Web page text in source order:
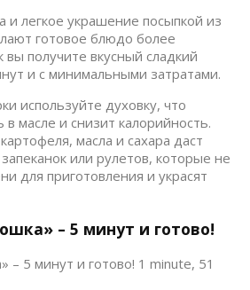
и легкое украшение посыпкой из
готовое блюдо более
получите вкусный сладкий
и с минимальными затратами.
используйте духовку, что
в масле и снизит калорийность.
масла и сахара даст
или рулетов, которые не
для приготовления и украсят
– 5 минут и готово!
5 минут и готово! 1 minute, 51